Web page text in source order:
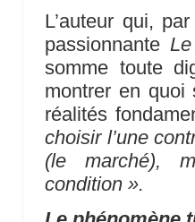
L’auteur qui,
passionnante
somme toute
montrer en quoi
réalités
choisir l’une
(le marché),
condition ».